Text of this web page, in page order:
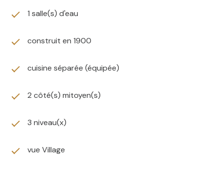
1 salle(s) d'eau
construit en 1900
cuisine séparée (équipée)
2 côté(s) mitoyen(s)
3 niveau(x)
vue Village